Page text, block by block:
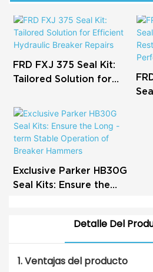
FRD FXJ 375 Seal Kit:
Tailored Solution for
Breaker Repairs
Exclusive Parker HB30G
Seal Kits: Ensure the
Detalle Del
1.Ventajasdel producto